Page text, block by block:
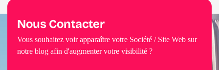
Nous Contacter
Vous souhaitez voir apparaître votre Société / Site Web sur
notre blog afin d'augmenter votre visibilité ?